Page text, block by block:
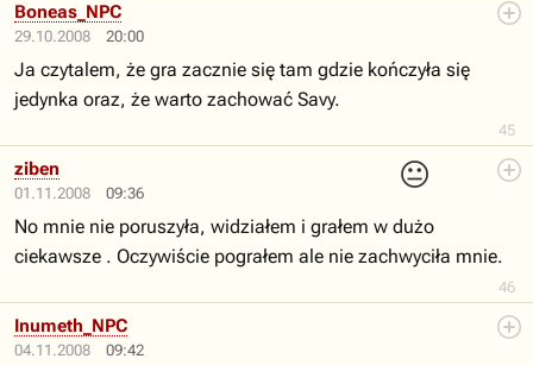
29.10.2008 20:00
45
Boneas_NPC
Ja czytalem, że gra zacznie się tam gdzie kończyła się
jedynka oraz, że warto zachować Savy.
01.11.2008 09:36
😐
46
ziben
No mnie nie poruszyła, widziałem i grałem w dużo
ciekawsze . Oczywiście pograłem ale nie zachwyciła mnie.
04.11.2008 09:42
Inumeth_NPC